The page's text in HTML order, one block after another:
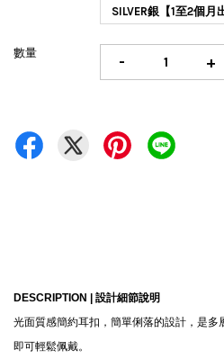
SILVER銀【1至2個月
數量 - +
DESCRIPTION | 設計細節說明
光面質感簡約耳扣，簡單俐落的設計，是多
即可輕鬆佩戴。